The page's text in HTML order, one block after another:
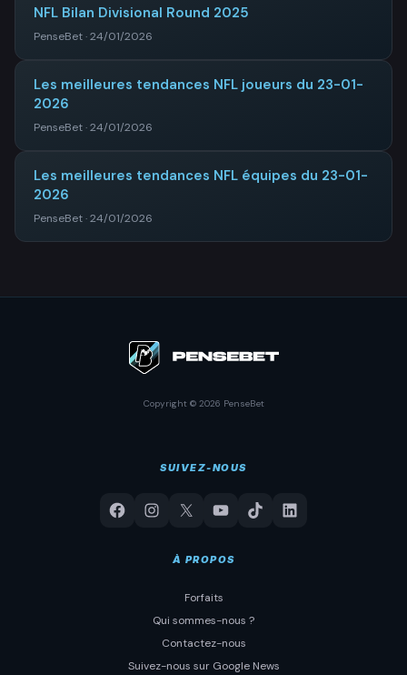
NFL Bilan Divisional Round 2025
PenseBet · 24/01/2026
Les meilleures tendances NFL joueurs du 23-01-
2026
PenseBet · 24/01/2026
Les meilleures tendances NFL équipes du 23-01-
2026
PenseBet · 24/01/2026
Copyright © 2026 PenseBet
SUIVEZ-NOUS
À PROPOS
Forfaits
Qui sommes-nous ?
Contactez-nous
Suivez-nous sur Google News